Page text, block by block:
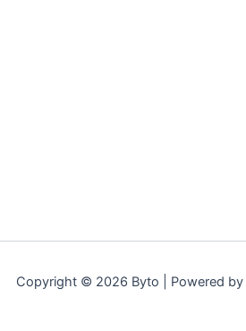
Copyright © 2026 Byto | Powered by